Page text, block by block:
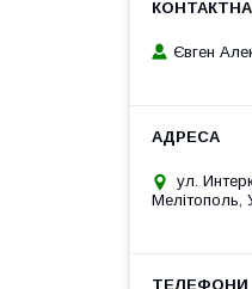
Євген
ул.
Мелітополь,